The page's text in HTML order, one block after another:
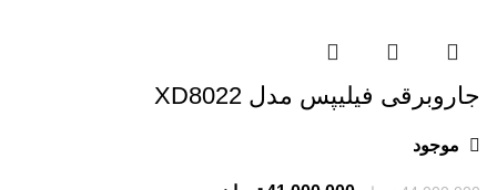
جاروبرقی فیلیپس مدل XD8022
موجود